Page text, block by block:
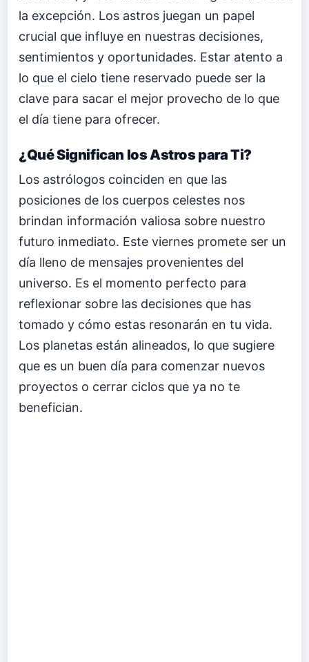
la excepción. Los astros juegan un papel
crucial que influye en nuestras decisiones,
sentimientos y oportunidades. Estar atento a
lo que el cielo tiene reservado puede ser la
clave para sacar el mejor provecho de lo que
el día tiene para ofrecer.
¿Qué Significan los Astros para Ti?
Los astrólogos coinciden en que las
posiciones de los cuerpos celestes nos
brindan información valiosa sobre nuestro
futuro inmediato. Este viernes promete ser un
día lleno de mensajes provenientes del
universo. Es el momento perfecto para
reflexionar sobre las decisiones que has
tomado y cómo estas resonarán en tu vida.
Los planetas están alineados, lo que sugiere
que es un buen día para comenzar nuevos
proyectos o cerrar ciclos que ya no te
benefician.